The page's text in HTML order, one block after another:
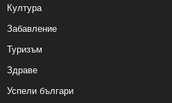
Култура
Забавление
Туризъм
Здраве
Успели българи